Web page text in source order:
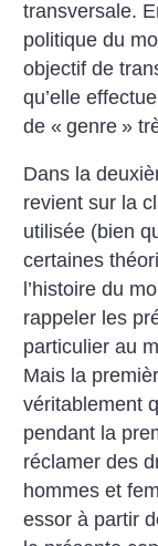
transversale.
politique du
objectif de
qu’elle
de « genre »
Dans la
revient sur la
utilisée (bien
certaines
l’histoire du
rappeler les
particulier au
Mais la
véritablement
pendant la
réclamer des
hommes et
essor à partir